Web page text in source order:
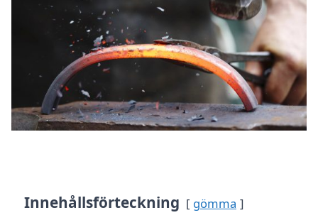
Innehållsförteckning gömma